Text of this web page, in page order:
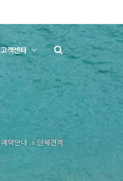
고객센터
예약안내 단체견적